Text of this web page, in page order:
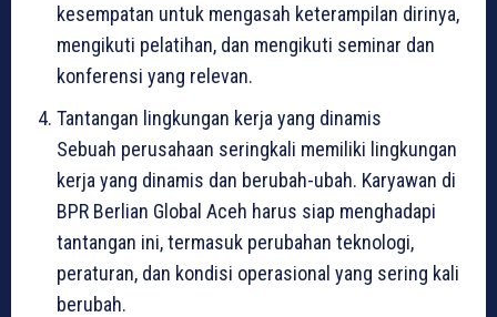
kesempatan untuk mengasah keterampilan dirinya,
mengikuti pelatihan, dan mengikuti seminar dan
konferensi yang relevan.
Tantangan lingkungan kerja yang dinamis
Sebuah perusahaan seringkali memiliki lingkungan
kerja yang dinamis dan berubah-ubah. Karyawan di
BPR Berlian Global Aceh harus siap menghadapi
tantangan ini, termasuk perubahan teknologi,
peraturan, dan kondisi operasional yang sering kali
berubah.